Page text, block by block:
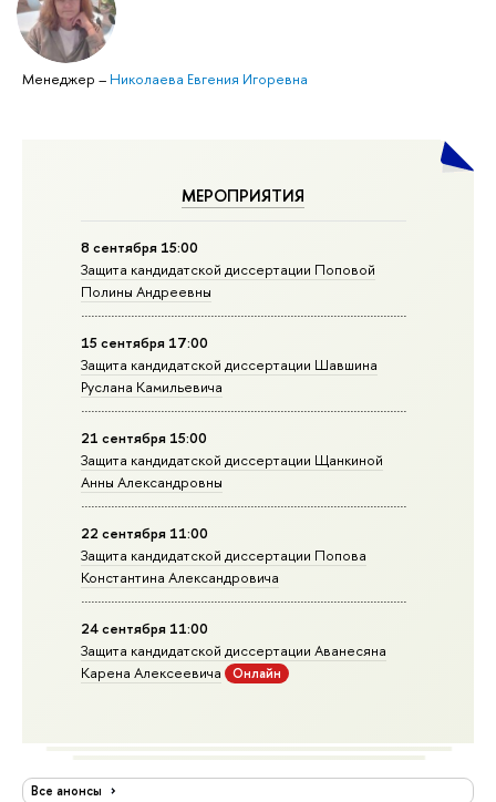
Менеджер – Николаева Евгения Игоревна
МЕРОПРИЯТИЯ
8 сентября 15:00
Защита кандидатской диссертации Поповой
Полины Андреевны
15 сентября 17:00
Защита кандидатской диссертации Шавшина
Руслана Камильевича
21 сентября 15:00
Защита кандидатской диссертации Щанкиной
Анны Александровны
22 сентября 11:00
Защита кандидатской диссертации Попова
Константина Александровича
24 сентября 11:00
Защита кандидатской диссертации Аванесяна
Карена Алексеевича
Онлайн
Все анонсы